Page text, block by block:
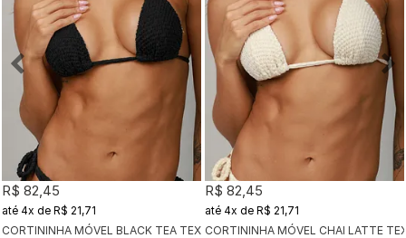
CORTININHA MÓVEL BLACK TEA TEXTURIZADO
R$ 82,45
4x de R$ 21,71
CORTININHA MÓVEL CHAI LATTE
R$ 82,45
4x de R$ 21,71